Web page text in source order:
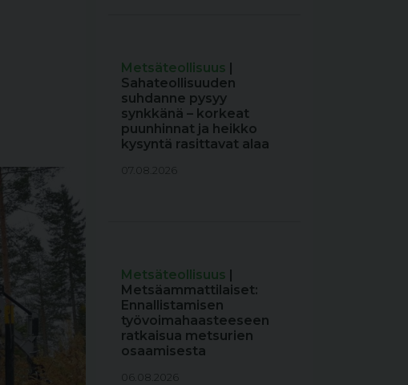
Metsäteollisuus |
Sahateollisuuden
suhdanne pysyy
synkkänä – korkeat
puunhinnat ja heikko
kysyntä rasittavat alaa
07.08.2026
Metsäteollisuus |
Metsäammattilaiset:
Ennallistamisen
työvoimahaasteeseen
ratkaisua metsurien
osaamisesta
06.08.2026